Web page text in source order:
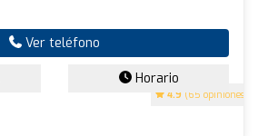
4.9 (65 opiniones)
Ver teléfono
Horario